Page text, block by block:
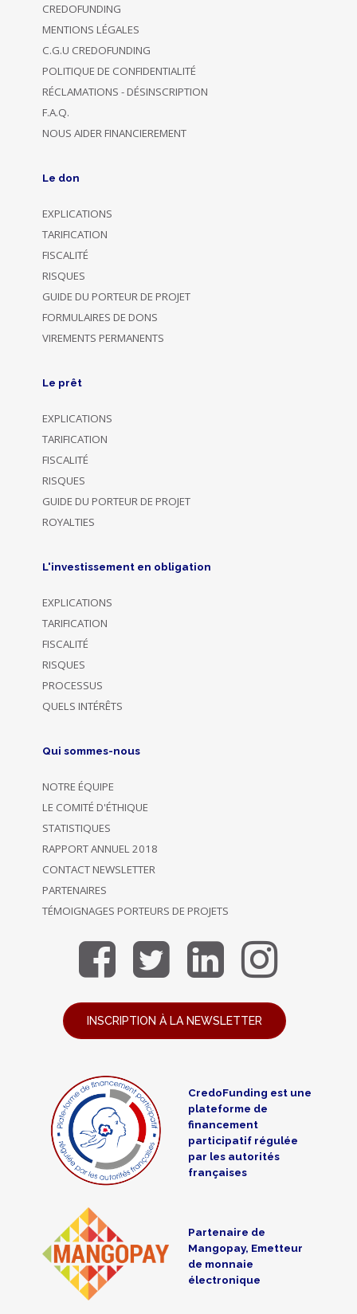
CREDOFUNDING
MENTIONS LÉGALES
C.G.U CREDOFUNDING
POLITIQUE DE CONFIDENTIALITÉ
RÉCLAMATIONS - DÉSINSCRIPTION
F.A.Q.
NOUS AIDER FINANCIEREMENT
Le don
EXPLICATIONS
TARIFICATION
FISCALITÉ
RISQUES
GUIDE DU PORTEUR DE PROJET
FORMULAIRES DE DONS
VIREMENTS PERMANENTS
Le prêt
EXPLICATIONS
TARIFICATION
FISCALITÉ
RISQUES
GUIDE DU PORTEUR DE PROJET
ROYALTIES
L'investissement en obligation
EXPLICATIONS
TARIFICATION
FISCALITÉ
RISQUES
PROCESSUS
QUELS INTÉRÊTS
Qui sommes-nous
NOTRE ÉQUIPE
LE COMITÉ D'ÉTHIQUE
STATISTIQUES
RAPPORT ANNUEL 2018
CONTACT NEWSLETTER
PARTENAIRES
TÉMOIGNAGES PORTEURS DE PROJETS
INSCRIPTION À LA NEWSLETTER
CredoFunding est une
plateforme de
financement
participatif régulée
par les autorités
françaises
Partenaire de
Mangopay, Emetteur
de monnaie
électronique